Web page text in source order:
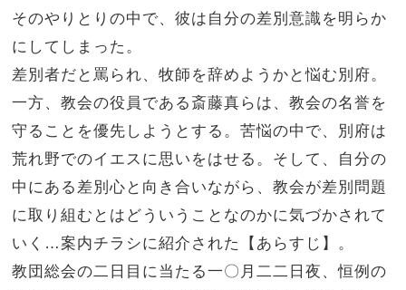
そのやりとりの中で、彼は自分の差別意識を明らか
にしてしまった。
差別者だと罵られ、牧師を辞めようかと悩む別府。
一方、教会の役員である斎藤真らは、教会の名誉を
守ることを優先しようとする。苦悩の中で、別府は
荒れ野でのイエスに思いをはせる。そして、自分の
中にある差別心と向き合いながら、教会が差別問題
に取り組むとはどういうことなのかに気づかされて
いく…案内チラシに紹介された【あらすじ】。
教団総会の二日目に当たる一〇月二二日夜、恒例の